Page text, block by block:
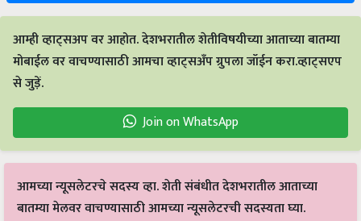
आम्ही व्हाट्सअप वर आहोत. देशभरातील शेतीविषयीच्या आताच्या बातम्या
मोबाईल वर वाचण्यासाठी आमचा व्हाट्सअँप ग्रुपला जॉईन करा.व्हाट्सएप
से जुड़ें.
Join on WhatsApp
आमच्या न्यूसलेटरचे सदस्य व्हा. शेती संबंधीत देशभरातील आताच्या
बातम्या मेलवर वाचण्यासाठी आमच्या न्यूसलेटरची सदस्यता घ्या.